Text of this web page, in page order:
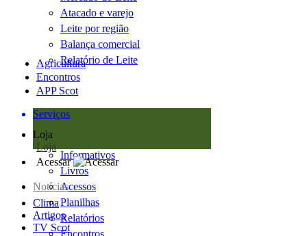
Atacado e varejo
Leite por região
Balança comercial
Relatório de Leite
Agricultura
Encontros
APP Scot
Serviços
Loja
Loja
Informativos
Livros
Acessos
Planilhas
Relatórios
Encontros
Acessar
Notícias
Clima
Artigos
TV Scot